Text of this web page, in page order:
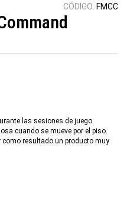
CÓDIGO: FMCC
las sesiones de juego.
cuando se mueve por el piso.
como resultado un producto muy